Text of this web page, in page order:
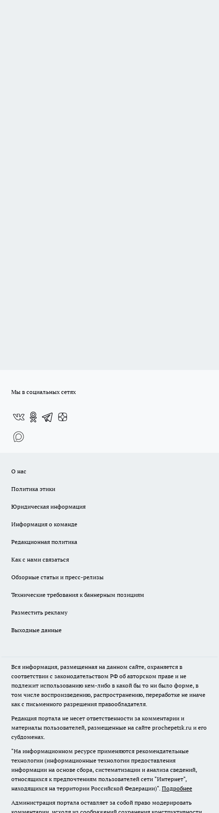
Мы в социальных сетях
О нас
Политика этики
Юридическая информация
Информация о команде
Редакционная политика
Как с нами связаться
Обзорные статьи и пресс-релизы
Технические требования к баннерным позициям
Разместить рекламу
Выходные данные
Вся информация, размещенная на данном сайте, охраняется в
соответствии с законодательством РФ об авторском праве и не
подлежит использованию кем-либо в какой бы то ни было форме, в
том числе воспроизведению, распространению, переработке не иначе
как с письменного разрешения правообладателя.
Редакция портала не несет ответственности за комментарии и
материалы пользователей, размещенные на сайте prochepetsk.ru и его
субдоменах.
"На информационном ресурсе применяются рекомендательные
технологии (информационные технологии предоставления
информации на основе сбора, систематизации и анализа сведений,
относящихся к предпочтениям пользователей сети "Интернет",
находящихся на территории Российской Федерации)". Подробнее
Администрация портала оставляет за собой право модерировать